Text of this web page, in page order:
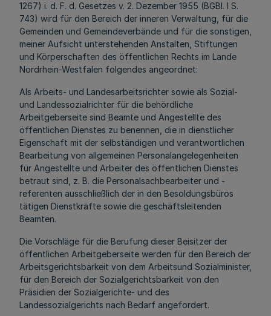
1267) i. d. F. d. Gesetzes v. 2. Dezember 1955 (BGBI. I S.
743) wird für den Bereich der inneren Verwaltung, für die
Gemeinden und Gemeindeverbände und für die sonstigen,
meiner Aufsicht unterstehenden Anstalten, Stiftungen
und Körperschaften des öffentlichen Rechts im Lande
Nordrhein-Westfalen folgendes angeordnet:
Als Arbeits- und Landesarbeitsrichter sowie als Sozial-
und Landessozialrichter für die behördliche
Arbeitgeberseite sind Beamte und Angestellte des
öffentlichen Dienstes zu benennen, die in dienstlicher
Eigenschaft mit der selbständigen und verantwortlichen
Bearbeitung von allgemeinen Personalangelegenheiten
für Angestellte und Arbeiter des öffentlichen Dienstes
betraut sind, z. B. die Personalsachbearbeiter und -
referenten ausschließlich der in den Besoldungsbüros
tätigen Dienstkräfte sowie die geschäftsleitenden
Beamten.
Die Vorschläge für die Berufung dieser Beisitzer der
öffentlichen Arbeitgeberseite werden für den Bereich der
Arbeitsgerichtsbarkeit von dem Arbeitsund Sozialminister,
für den Bereich der Sozialgerichtsbarkeit von den
Präsidien der Sozialgerichte- und des
Landessozialgerichts nach Bedarf angefordert.